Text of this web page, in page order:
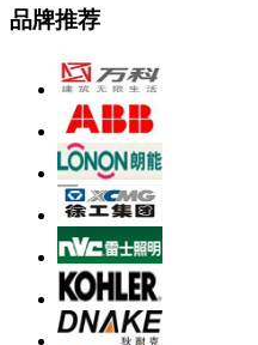
品牌推荐